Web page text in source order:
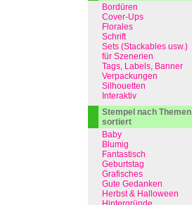
Bordüren
Cover-Ups
Florales
Schrift
Sets (Stackables usw.)
für Szenerien
Tags, Labels, Banner
Verpackungen
Silhouetten
Interaktiv
Stempel nach Themen
sortiert
Baby
Blumig
Fantastisch
Geburtstag
Grafisches
Gute Gedanken
Herbst & Halloween